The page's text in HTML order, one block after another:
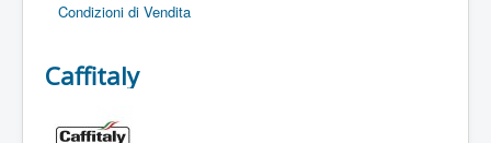
Condizioni di Vendita
Caffitaly